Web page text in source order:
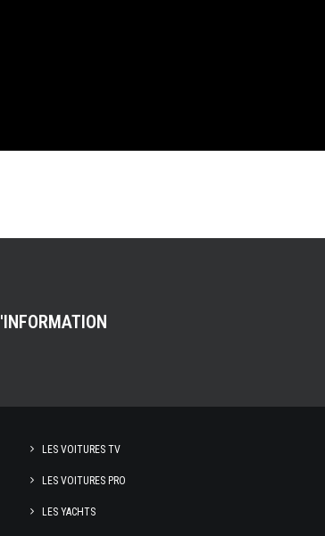
!
LES VOITURES TV
LES VOITURES PRO
LES YACHTS